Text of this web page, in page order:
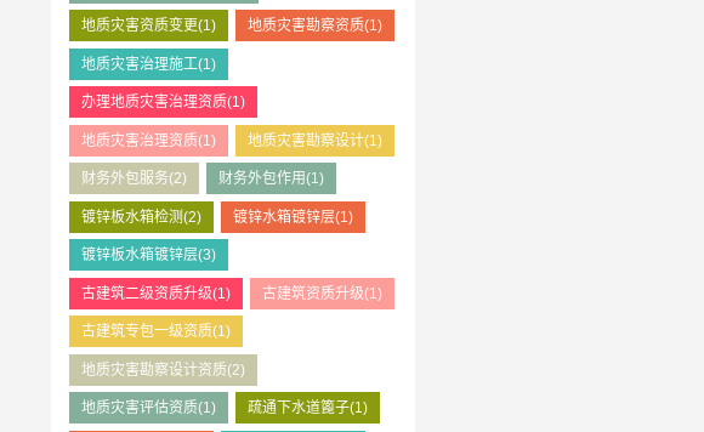
地质灾害资质变更(1) 地质灾害勘察资质(1)
地质灾害治理施工(1)
办理地质灾害治理资质(1)
地质灾害治理资质(1) 地质灾害勘察设计(1)
财务外包服务(2) 财务外包作用(1)
镀锌板水箱检测(2) 镀锌水箱镀锌层(1)
镀锌板水箱镀锌层(3)
古建筑二级资质升级(1) 古建筑资质升级(1)
古建筑专包一级资质(1)
地质灾害勘察设计资质(2)
地质灾害评估资质(1) 疏通下水道篦子(1)